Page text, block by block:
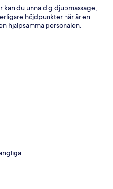
kan du unna dig djupmassage,
höjdpunkter här är en
hjälpsamma personalen.